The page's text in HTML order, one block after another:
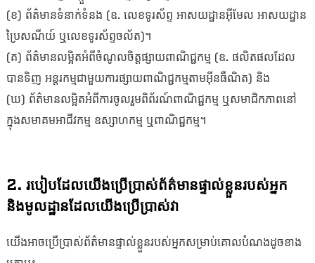
(ខ) ព័ត៌មានទំនាក់ទំនង (ឧ. លេខទូរស័ព្ទ អាសយដ្ឋានអ៊ីមែល អាសយដ្ឋាន
ប្រៃសណីយ៍ ឬលេខទូរស័ព្ទចល័ត)។
(គ) ព័ត៌មានលម្អិតអំពីចំណូលចិត្តផ្សាយពាណិជ្ជកម្ម (ឧ. ផលិតផលដែល
បានទិញ អន្តរកម្មជាមួយការផ្សាយពាណិជ្ជកម្មតាមអ៊ីនធឺណិត) និង
(ឃ) ព័ត៌មានលម្អិតអំពីការចូលរួមពិព័រណ៍ពាណិជ្ជកម្ម ឬសមាជិកភាពនៅ
ក្នុងសមាគមអាជីវកម្ម ឧស្សាហកម្ម ឬពាណិជ្ជកម្ម។
2. របៀបដែលយើងប្រើប្រាស់ព័ត៌មានផ្ទាល់ខ្លួនរបស់អ្នក
និងមូលដ្ឋានដែលយើងប្រើប្រាស់វា
យើងអាចប្រើប្រាស់ព័ត៌មានផ្ទាល់ខ្លួនរបស់អ្នកសម្រាប់គោលបំណងដូចខាង